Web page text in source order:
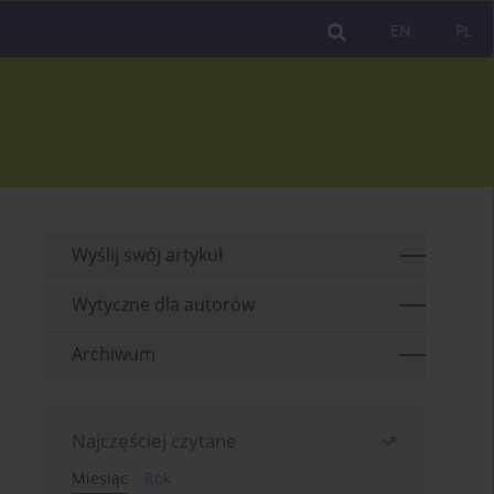
PL
EN
Wyślij swój artykuł
Wytyczne dla autorów
Archiwum
Najczęściej czytane
Miesiąc
Rok